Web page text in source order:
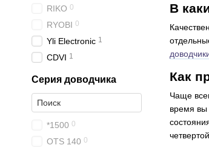
В
Как
Чаще
время вы
RIKO 0
RYOBI 0
Yli Electronic 1
CDVI 1
Серия доводчика
*1500 0
OTS 140 0